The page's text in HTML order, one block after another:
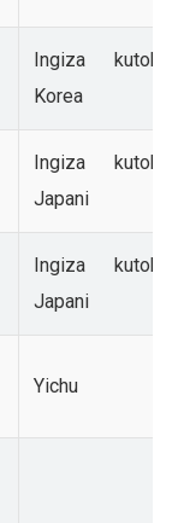
Ingiza kutoka
Korea
Ingiza kutoka
Japani
Ingiza kutoka
Japani
Yichu